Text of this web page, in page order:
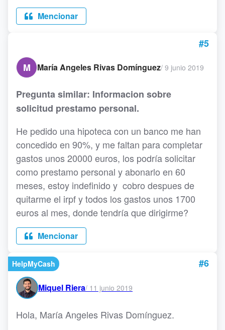
Mencionar
#5
M
María Angeles Rivas Domínguez/ 9 junio 2019
Pregunta similar: Informacion sobre
solicitud prestamo personal.
He pedido una hipoteca con un banco me han
concedido en 90%, y me faltan para completar
gastos unos 20000 euros, los podría solicitar
como prestamo personal y abonarlo en 60
meses, estoy indefinido y cobro despues de
quitarme el irpf y todos los gastos unos 1700
euros al mes, donde tendría que dirigirme?
Mencionar
HelpMyCash #6
Miquel Riera/ 11 junio 2019
Hola, María Angeles Rivas Domínguez.